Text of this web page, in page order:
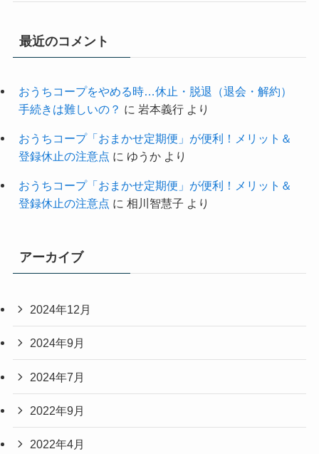
最近のコメント
おうちコープをやめる時…休止・脱退（退会・解約）
手続きは難しいの？ に 岩本義行より
おうちコープ「おまかせ定期便」が便利！メリット＆
登録休止の注意点 に ゆうかより
おうちコープ「おまかせ定期便」が便利！メリット＆
登録休止の注意点 に 相川智慧子 より
アーカイブ
2024年12月
2024年9月
2024年7月
2022年9月
2022年4月